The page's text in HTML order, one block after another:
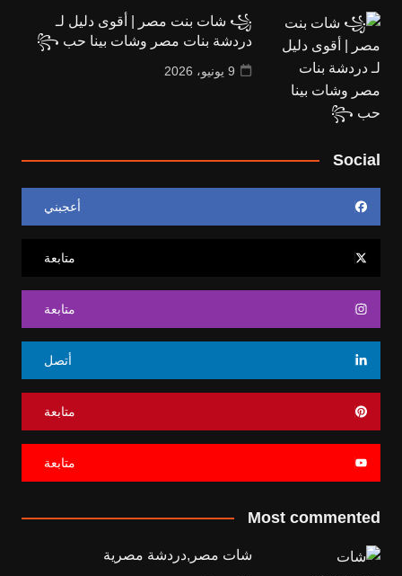
꧁ شات بنت مصر | أقوى دليل لـ
دردشة بنات مصر وشات بينا حب ꧂
9 يونيو، 2026
Social
أعجبني
متابعة
متابعة
أتصل
متابعة
متابعة
Most commented
شات مصر,دردشة مصرية